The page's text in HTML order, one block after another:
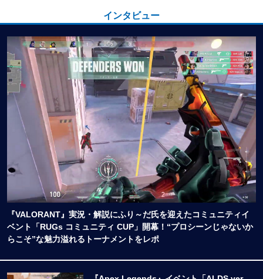
インタビュー
『VALORANT』実況・解説にふり～だ氏を迎えたコミュニティイ
ベント「RUGs コミュニティ CUP」開幕！“プロシーンじゃないか
らこそ”な魅力溢れるトーナメントをレポ